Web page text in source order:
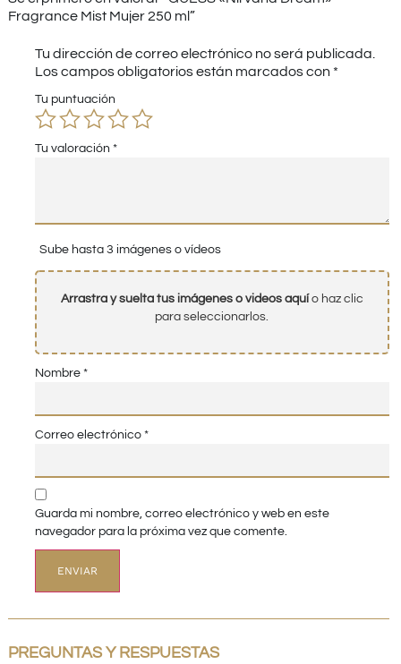
Fragrance Mist Mujer 250 ml”
Tu dirección de correo electrónico no será publicada.
Los campos obligatorios están marcados con *
Tu puntuación
Tu valoración *
Sube hasta 3 imágenes o vídeos
Arrastra y suelta tus imágenes o videos aquío haz clic
para seleccionarlos.
Nombre *
Correo electrónico *
Guarda mi nombre, correo electrónico y web en este
navegador para la próxima vez que comente.
PREGUNTAS Y RESPUESTAS